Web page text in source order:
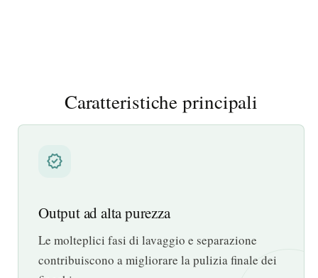
Caratteristiche principali
verified
Output ad alta purezza
Le molteplici fasi di lavaggio e separazione
contribuiscono a migliorare la pulizia finale dei